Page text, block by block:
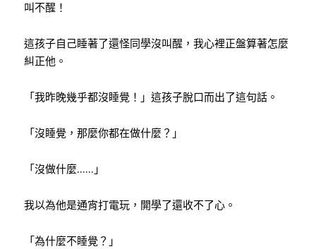
叫不醒！
這孩子自己睡著了還怪同學沒叫醒，我心裡正盤算著怎麼
糾正他。
「我昨晚幾乎都沒睡覺！」這孩子脫口而出了這句話。
「沒睡覺，那麼你都在做什麼？」
「沒做什麼…… 」
我以為他是通宵打電玩，開學了還收不了心。
「為什麼不睡覺？」